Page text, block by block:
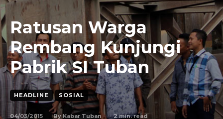
Ratusan Warga
Rembang Kunjungi
Pabrik SI Tuban
HEADLINE SOSIAL
04/03/2015 By Kabar Tuban 2min. read